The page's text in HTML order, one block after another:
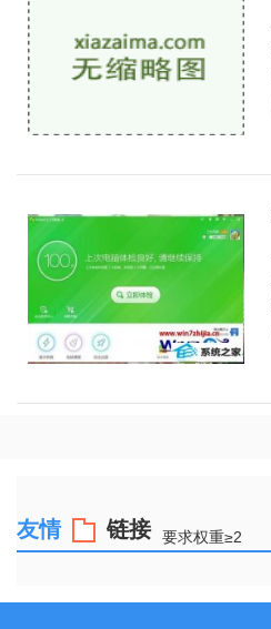
友情 链接 要求权重≥2